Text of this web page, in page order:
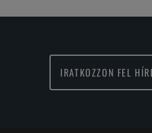
IRATKOZZON FEL